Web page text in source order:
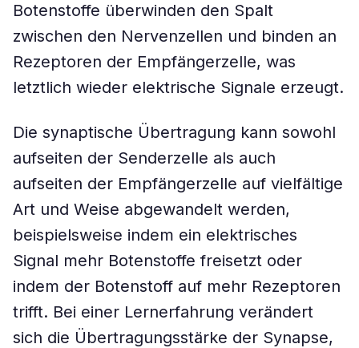
Botenstoffe überwinden den Spalt
zwischen den Nervenzellen und binden an
Rezeptoren der Empfängerzelle, was
letztlich wieder elektrische Signale erzeugt.
Die synaptische Übertragung kann sowohl
aufseiten der Senderzelle als auch
aufseiten der Empfängerzelle auf vielfältige
Art und Weise abgewandelt werden,
beispielsweise indem ein elektrisches
Signal mehr Botenstoffe freisetzt oder
indem der Botenstoff auf mehr Rezeptoren
trifft. Bei einer Lernerfahrung verändert
sich die Übertragungsstärke der Synapse,